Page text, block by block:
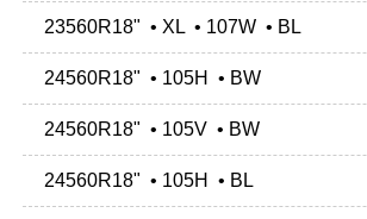
23560R18" • XL • 107W • BL
24560R18" • 105H • BW
24560R18" • 105V • BW
24560R18" • 105H • BL